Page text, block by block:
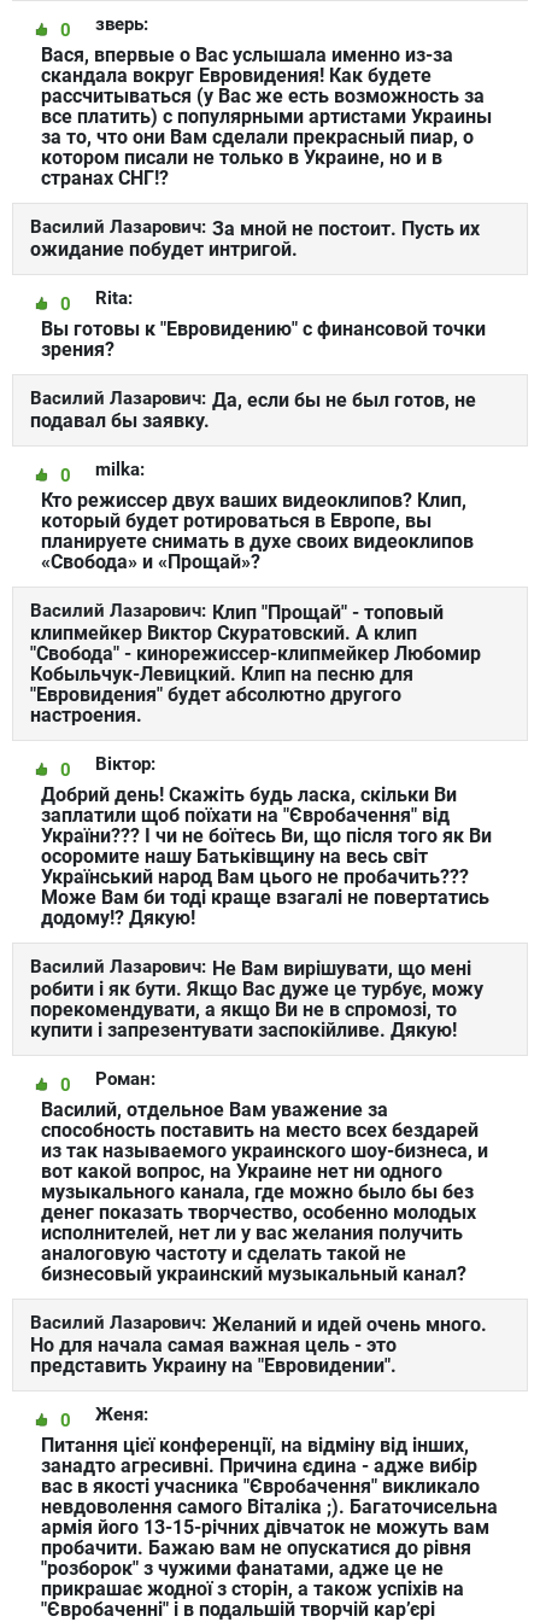
зверь:
0
Вася, впервые о Вас услышала именно из-за
скандала вокруг Евровидения! Как будете
рассчитываться (у Вас же есть возможность за
все платить) с популярными артистами Украины
за то, что они Вам сделали прекрасный пиар, о
котором писали не только в Украине, но и в
странах СНГ!?
Василий Лазарович: За мной не постоит. Пусть их
ожидание побудет интригой.
Rita:
0
Вы готовы к "Евровидению" с финансовой точки
зрения?
Василий Лазарович: Да, если бы не был готов, не
подавал бы заявку.
milka:
0
Кто режиссер двух ваших видеоклипов? Клип,
который будет ротироваться в Европе, вы
планируете снимать в духе своих видеоклипов
«Свобода» и «Прощай»?
Василий Лазарович: Клип "Прощай" - топовый
клипмейкер Виктор Скуратовский. А клип
"Свобода" - кинорежиссер-клипмейкер Любомир
Кобыльчук-Левицкий. Клип на песню для
"Евровидения" будет абсолютно другого
настроения.
Віктор:
0
Добрий день! Скажіть будь ласка, скільки Ви
заплатили щоб поїхати на "Євробачення" від
України??? І чи не боїтесь Ви, що після того як Ви
осоромите нашу Батьківщину на весь світ
Український народ Вам цього не пробачить???
Може Вам би тоді краще взагалі не повертатись
додому!? Дякую!
Василий Лазарович: Не Вам вирішувати, що мені
робити і як бути. Якщо Вас дуже це турбує, можу
порекомендувати, а якщо Ви не в спромозі, то
купити і запрезентувати заспокійливе. Дякую!
Роман:
0
Василий, отдельное Вам уважение за
способность поставить на место всех бездарей
из так называемого украинского шоу-бизнеса, и
вот какой вопрос, на Украине нет ни одного
музыкального канала, где можно было бы без
денег показать творчество, особенно молодых
исполнителей, нет ли у вас желания получить
аналоговую частоту и сделать такой не
бизнесовый украинский музыкальный канал?
Василий Лазарович: Желаний и идей очень много.
Но для начала самая важная цель - это
представить Украину на "Евровидении".
Женя:
0
Питання цієї конференції, на відміну від інших,
занадто агресивні. Причина єдина - адже вибір
вас в якості учасника "Євробачення" викликало
невдоволення самого Віталіка ;). Багаточисельна
армія його 13-15-річних дівчаток не можуть вам
пробачити. Бажаю вам не опускатися до рівня
"розборок" з чужими фанатами, адже це не
прикрашає жодної з сторін, а також успіхів на
"Євробаченні" і в подальшій творчій кар’єрі